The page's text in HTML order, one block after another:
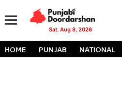
Sat, Aug 8, 2026
HOME PUNJAB NATIONAL